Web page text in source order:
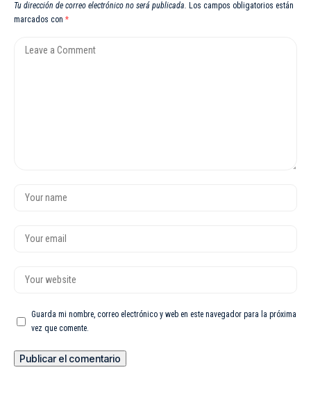
Tu dirección de correo electrónico no será publicada. Los campos obligatorios están
marcados con *
Guarda mi nombre, correo electrónico y web en este navegador para la próxima
vez que comente.